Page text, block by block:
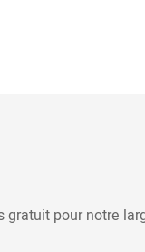
pour notre